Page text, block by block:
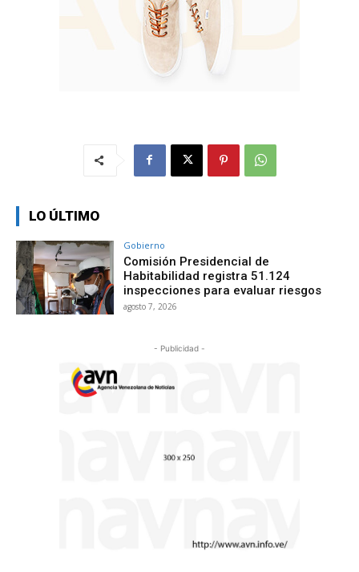
LO ÚLTIMO
Gobierno
Comisión Presidencial de
Habitabilidad registra 51.124
inspecciones para evaluar riesgos
agosto 7, 2026
- Publicidad -